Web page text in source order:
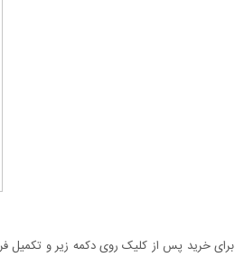
برای خرید پس از کلیک روی دکمه زیر و تکمیل